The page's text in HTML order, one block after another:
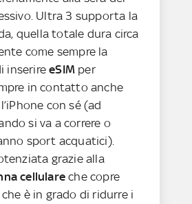
Ultra 3 supporta la
quella totale dura circa
come sempre la
inserireeSIM per
in contatto anche
con sé (ad
si va a correre o
sport acquatici).
grazie alla
cellulareche copre
è in grado di ridurre i